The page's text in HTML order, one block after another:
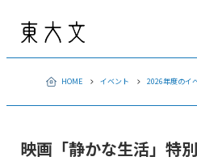
HOME イベント 2026年度のイ
映画「静かな生活」特